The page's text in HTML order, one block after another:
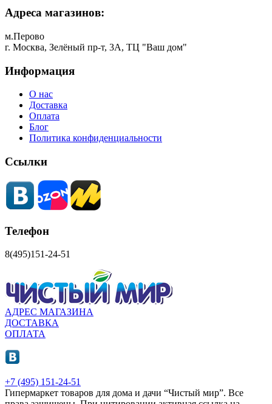
Адреса магазинов:
м.Перово
г. Москва, Зелёный пр-т, 3А, ТЦ "Ваш дом"
Информация
О нас
Доставка
Оплата
Блог
Политика конфиденциальности
Ссылки
Телефон
8(495)151-24-51
АДРЕС МАГАЗИНА
ДОСТАВКА
ОПЛАТА
+7 (495) 151-24-51
Гипермаркет товаров для дома и дачи “Чистый мир”. Все